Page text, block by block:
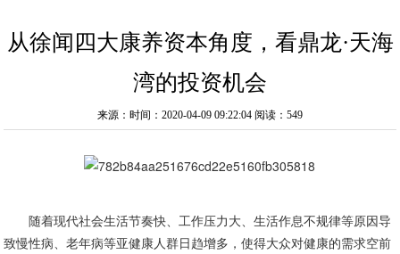
从徐闻四大康养资本角度，看鼎龙·天海
湾的投资机会
来源：时间：2020-04-09 09:22:04 阅读：549
随着现代社会生活节奏快、工作压力大、生活作息不规律等原因导
致慢性病、老年病等亚健康人群日趋增多，使得大众对健康的需求空前